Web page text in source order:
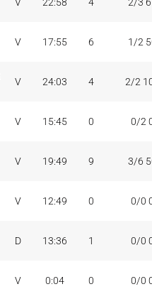
V 17:55 6 1/2
V 24:03 4 2/2
V 15:45 0 0/2
V 19:49 9 3/6
V 12:49 0 0/0
D 13:36 1 0/0
V 0:04 0 0/0